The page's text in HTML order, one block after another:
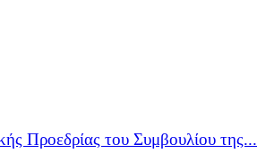
Προεδρίας του Συμβουλίου της...